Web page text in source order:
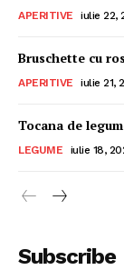
APERITIVE iulie 22,
Bruschette cu
APERITIVE iulie 21,
Tocana de
LEGUME iulie 18,
Subscribe